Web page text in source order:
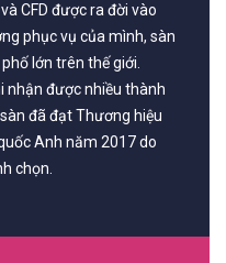
#taichinh #dautu
CFD được ra đời vào
phục vụ của mình, sàn
lớn trên thế giới.
nhận được nhiều thành
đã đạt Thương hiệu
Anh năm 2017 do
chọn.